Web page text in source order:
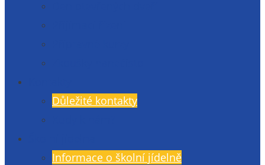
Důležité kontakty
Informace o školní jídelně